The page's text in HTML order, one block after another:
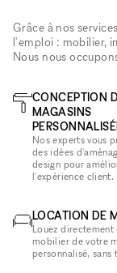
Grâce à nos
l'emploi : mobilier,
Nous nous
CONCEPTION
MAGASINS
Nos experts vous
des idées
design pour
l'expérience client.
LOCATION DE
Louez directement
mobilier de votre
personnalisé, sans